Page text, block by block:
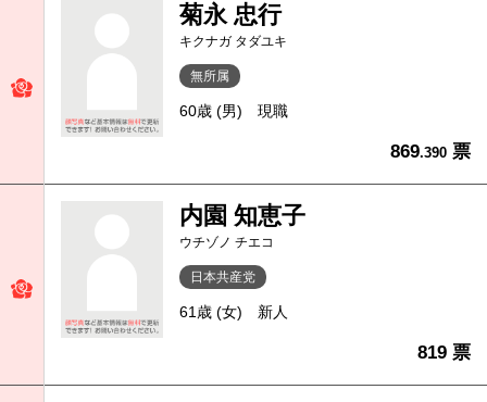
菊永 忠行
キクナガ タダユキ
無所属
60歳 (男) 現職
869.390 票
内園 知恵子
ウチゾノ チエコ
日本共産党
61歳 (女) 新人
819 票